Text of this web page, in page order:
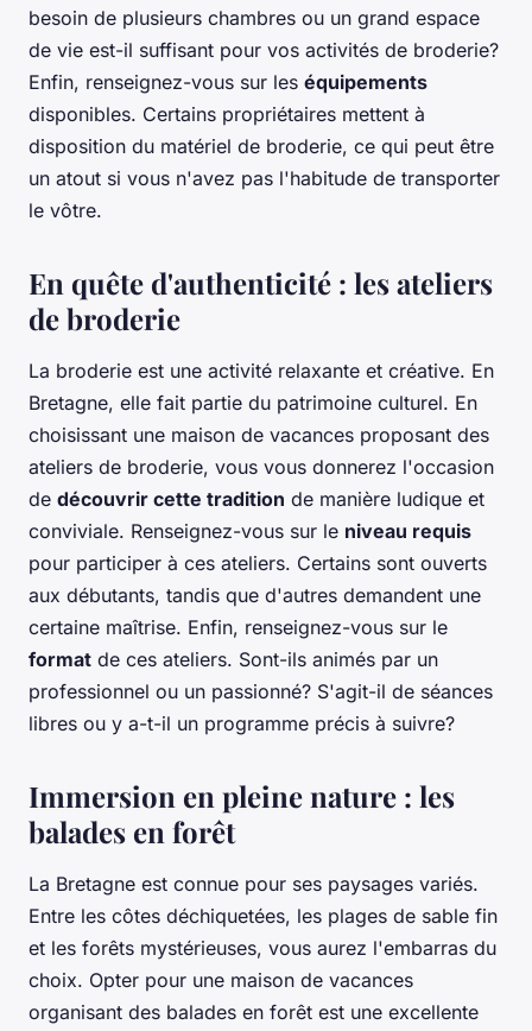
besoin de plusieurs chambres ou un grand espace
de vie est-il suffisant pour vos activités de broderie?
Enfin, renseignez-vous sur les équipements
disponibles. Certains propriétaires mettent à
disposition du matériel de broderie, ce qui peut être
un atout si vous n'avez pas l'habitude de transporter
le vôtre.
En quête d'authenticité : les ateliers
de broderie
La broderie est une activité relaxante et créative. En
Bretagne, elle fait partie du patrimoine culturel. En
choisissant une maison de vacances proposant des
ateliers de broderie, vous vous donnerez l'occasion
de découvrir cette tradition de manière ludique et
conviviale. Renseignez-vous sur le niveau requis
pour participer à ces ateliers. Certains sont ouverts
aux débutants, tandis que d'autres demandent une
certaine maîtrise. Enfin, renseignez-vous sur le
format de ces ateliers. Sont-ils animés par un
professionnel ou un passionné? S'agit-il de séances
libres ou y a-t-il un programme précis à suivre?
Immersion en pleine nature : les
balades en forêt
La Bretagne est connue pour ses paysages variés.
Entre les côtes déchiquetées, les plages de sable fin
et les forêts mystérieuses, vous aurez l'embarras du
choix. Opter pour une maison de vacances
organisant des balades en forêt est une excellente